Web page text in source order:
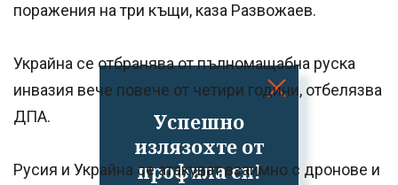
Успешно
излязохте от
профила си!
поражения на три къщи, каза Развожаев.
Украйна се отбранява от пълномащабна руска
инвазия вече повече от четири години, отбелязва
ДПА.
Русия и Украйна се атакуват взаимно с дронове и